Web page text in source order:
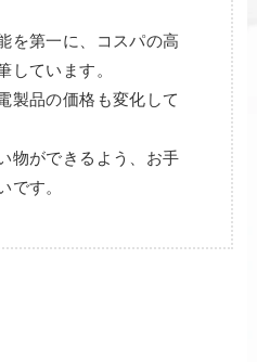
を第一に、コスパの高
しています。
製品の価格も変化して
物ができるよう、お手
です。